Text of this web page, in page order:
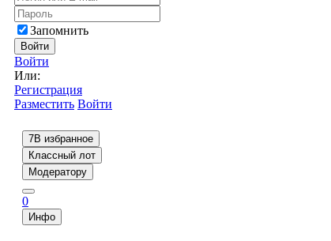
Запомнить
Войти
Войти
Или:
Регистрация
Разместить Войти
7В избранное
Классный лот
Модератору
0
Инфо